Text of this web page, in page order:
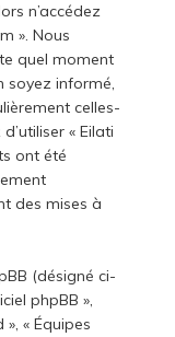
n’accédez
». Nous
quel moment
soyez informé,
celles-
« Eilati
ont été
des mises à
(désigné ci-
phpBB »,
« Équipes